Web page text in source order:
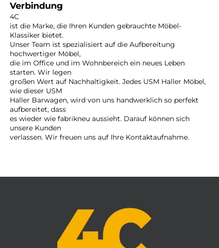
Verbindung
4C
ist die Marke, die Ihren Kunden gebrauchte Möbel-
Klassiker bietet.
Unser Team ist spezialisiert auf die Aufbereitung
hochwertiger Möbel,
die im Office und im Wohnbereich ein neues Leben
starten. Wir legen
großen Wert auf Nachhaltigkeit. Jedes USM Haller Möbel,
wie dieser USM
Haller Barwagen, wird von uns handwerklich so perfekt
aufbereitet, dass
es wieder wie fabrikneu aussieht. Darauf können sich
unsere Kunden
verlassen. Wir freuen uns auf Ihre Kontaktaufnahme.